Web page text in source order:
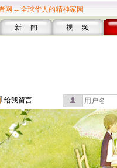
网 -- 全球华人的精神家园
新 闻 视 频
给我留言